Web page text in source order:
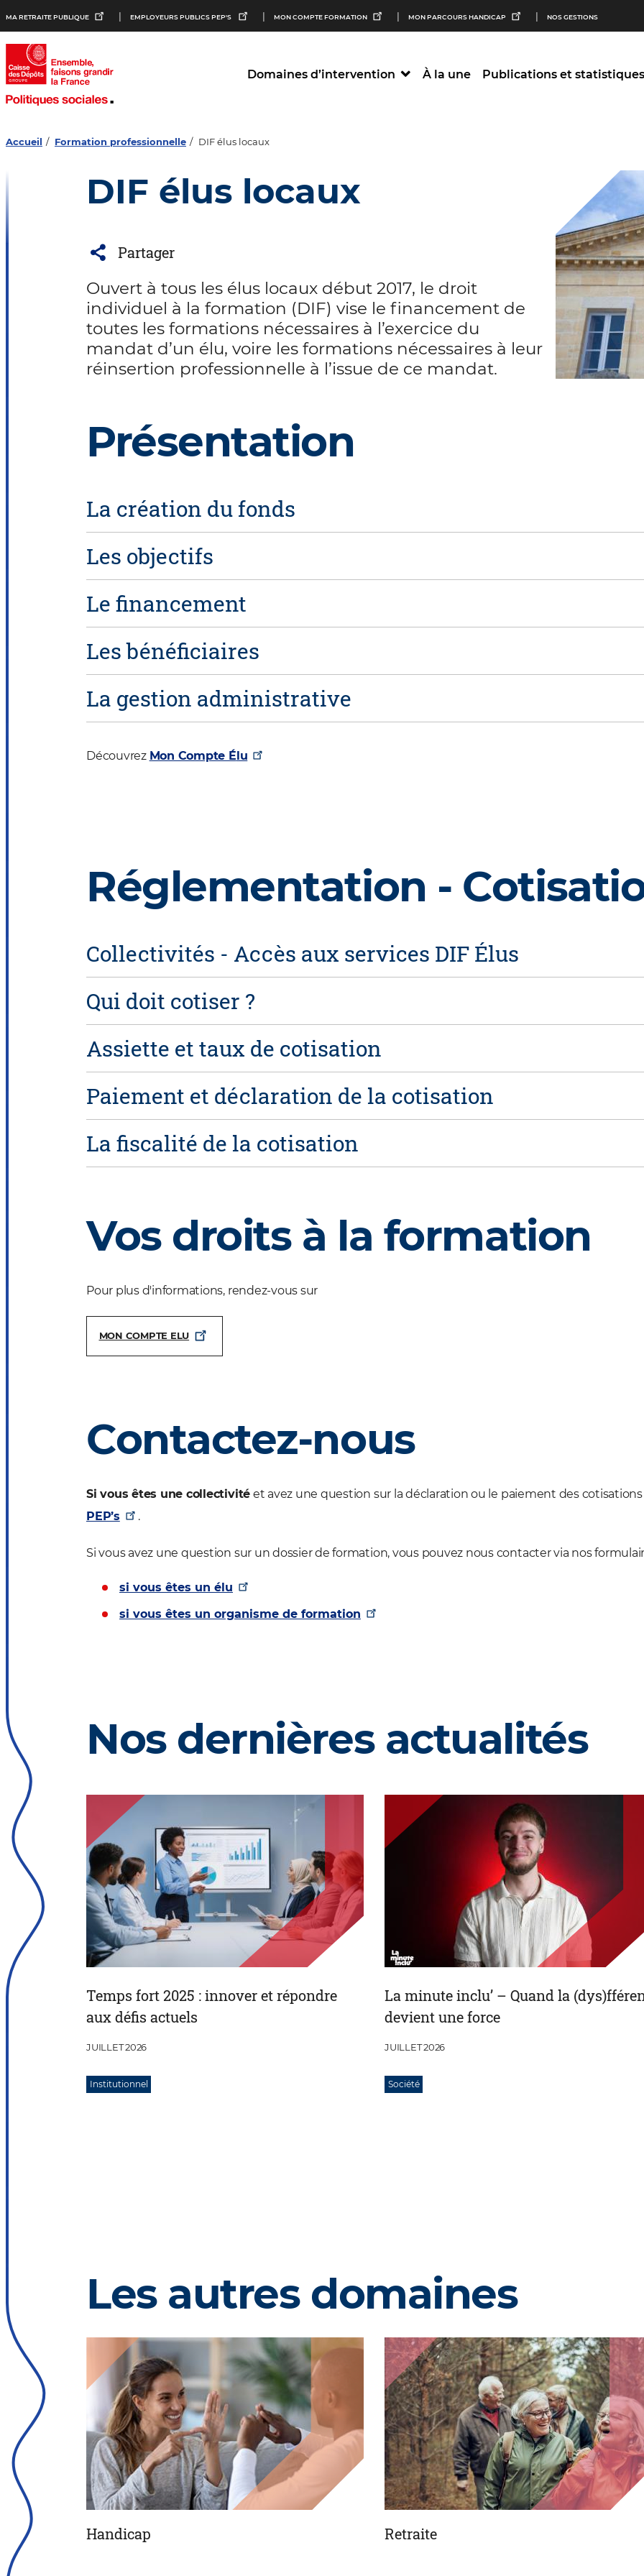
Aller au
contenu
Aller au
menu
Aller au
bouton
et
contraste
MA RETRAITE PUBLIQUE EMPLOYEURS PUBLICS PEP'S MON COMPTE FORMATION MON PARCOURS HANDICAP NOS GESTIONS
Domaines d’intervention À la une Publications et statistiques
Accueil Formation professionnelle DIF élus locaux
DIF élus locaux
Partager
Ouvert à tous les élus locaux début 2017, le droit
individuel à la formation (DIF) vise le financement de
toutes les formations nécessaires à l’exercice du
mandat d’un élu, voire les formations nécessaires à leur
réinsertion professionnelle à l’issue de ce mandat.
Présentation
La création du fonds
Les objectifs
Le financement
Les bénéficiaires
La gestion administrative
Découvrez Mon Compte Élu
Réglementation -
Collectivités - Accès aux services DIF Élus
Qui doit cotiser ?
Assiette et taux de cotisation
Paiement et déclaration de la cotisation
La fiscalité de la cotisation
Vos droits à la formation
Pour plus d'informations, rendez-vous sur
MON COMPTE ELU
Contactez-nous
Si vous êtes une collectivité et avez une question sur la déclaration ou le paiement des
PEP’s
.
Si vous avez une question sur un dossier de formation, vous pouvez nous contacter via nos
si vous êtes un élu
si vous êtes un organisme de formation
Nos dernières actualités
Temps fort 2025 : innover et répondre
aux défis actuels
JUILLET 2026
Institutionnel
La minute inclu’ – Quand la
devient une force
JUILLET 2026
Société
Les autres domaines
Handicap Retraite